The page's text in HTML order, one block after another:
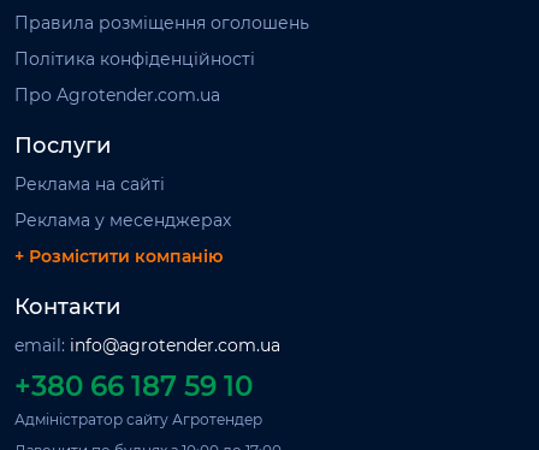
Правила розміщення оголошень
Політика конфіденційності
Про Agrotender.com.ua
Послуги
Реклама на сайті
Реклама у месенджерах
+ Розмістити компанію
Контакти
email: info@agrotender.com.ua
+380 66 187 59 10
Адміністратор сайту Агротендер